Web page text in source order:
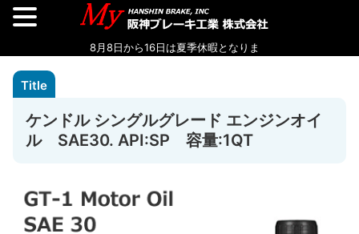
ケンドル シングルグレード エンジンオイ
ル SAE30. API:SP 容量:1QT